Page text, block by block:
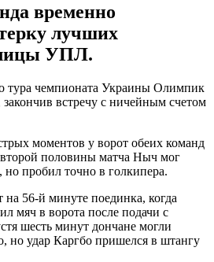
временно
лучших
УПЛ.
тура чемпионата Украины Олимпик
встречу с ничейным счетом
моментов у ворот обеих команд
второй половины матча Ныч мог
но пробил точно в голкипера.
56-й минуте поединка, когда
мяч в ворота после подачи с
шесть минут дончане могли
но удар Каргбо пришелся в штангу